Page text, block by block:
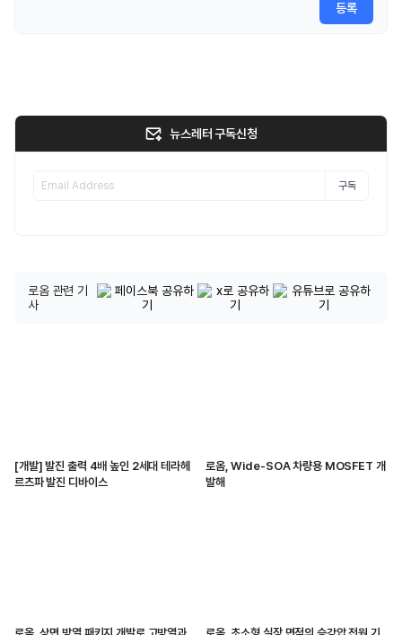
등록
뉴스레터 구독신청
구독
로옴 관련 기
사
[개발] 발진 출력 4배 높인 2세대 테라헤
르츠파 발진 디바이스
로옴, Wide-SOA 차량용 MOSFET 개
발해